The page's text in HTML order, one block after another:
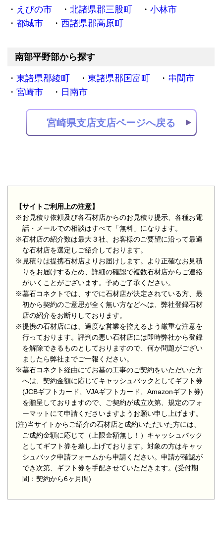
えびの市 北諸県郡三股町
小林市
都城市
西諸県郡高原町
南部平野部から探す
東諸県郡綾町 東諸県郡国富町
串間市
宮崎市
日南市
宮崎県支店支店ページへ戻る
【サイトご利用上の注意】
※お見積り依頼及び各石材店からのお見積り提示、各種お電
話・メールでの相談はすべて「無料」になります。
※石材店の紹介数は最大３社、お客様のご要望に沿って最適
な石材店を選定しご紹介しております。
※見積りは提携石材店よりお届けします。より正確なお見積
りをお届けするため、詳細の確認で複数石材店からご連絡
がいくことがございます。予めご了承ください。
※墓石コネクトでは、すでに石材店が決定されている方、最
初から契約のご意思が全く無い方などへは、弊社登録石材
店の紹介をお断りしております。
※提携の石材店には、過度な営業を控えるよう厳重な注意を
行っております。評判の悪い石材店には即時弊社から登録
を解除できるものとしておりますので、何か問題がござい
ましたら弊社までご一報ください。
※墓石コネクト経由にてお墓の工事のご契約をいただいた方
へは、契約金額に応じてキャッシュバックとしてギフト券
(JCBギフトカード、VJAギフトカード、Amazonギフト券)
を贈呈しておりますので、ご契約が成立次第、規定のフォ
ーマットにて申請くださいますようお願い申し上げます。
(注)当サイトからご紹介の石材店と成約いただいた方には、
ご成約金額に応じて（上限金額無し！）キャッシュバック
としてギフト券を差し上げております。対象の方はキャッ
シュバック申請フォームから申請ください。申請が確認が
でき次第、ギフト券を手配させていただきます。(受付期
間：契約から6ヶ月間)